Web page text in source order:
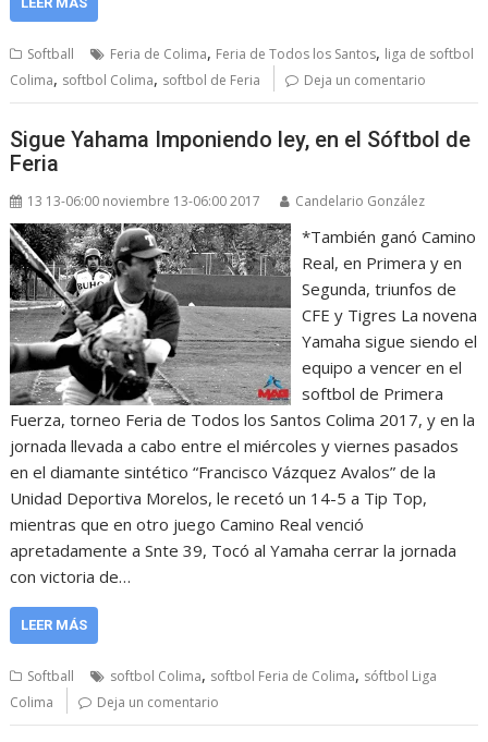
Softball Feria de Colima, Feria de Todos los Santos, liga de softbol
Colima, softbol Colima, softbol de Feria Deja un comentario
Sigue Yahama Imponiendo ley, en el Sóftbol de
Feria
13 13-06:00 noviembre 13-06:00 2017 Candelario González
*También ganó Camino
Real, en Primera y en
Segunda, triunfos de
CFE y Tigres La novena
Yamaha sigue siendo el
equipo a vencer en el
softbol de Primera
Fuerza, torneo Feria de Todos los Santos Colima 2017, y en la
jornada llevada a cabo entre el miércoles y viernes pasados
en el diamante sintético “Francisco Vázquez Avalos” de la
Unidad Deportiva Morelos, le recetó un 14-5 a Tip Top,
mientras que en otro juego Camino Real venció
apretadamente a Snte 39, Tocó al Yamaha cerrar la jornada
con victoria de…
LEER MÁS
Softball softbol Colima, softbol Feria de Colima, sóftbol Liga
Colima
Deja un comentario